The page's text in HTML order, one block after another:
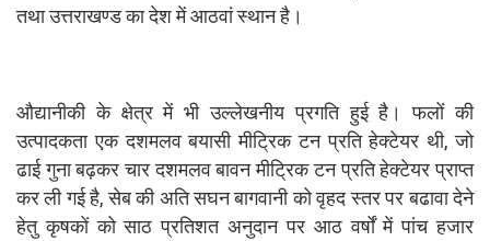
तथा उत्तराखण्ड का देश में आठवां स्थान है।
औद्यानीकी के क्षेत्र में भी उल्लेखनीय प्रगति हुई है। फलों की
उत्पादकता एक दशमलव बयासी मीट्रिक टन प्रति हेक्टेयर थी, जो
ढाई गुना बढ़कर चार दशमलव बावन मीट्रिक टन प्रति हेक्टेयर प्राप्त
कर ली गई है, सेब की अति सघन बागवानी को वृहद स्तर पर बढावा देने
हेतु कृषकों को साठ प्रतिशत अनुदान पर आठ वर्षों में पांच हजार